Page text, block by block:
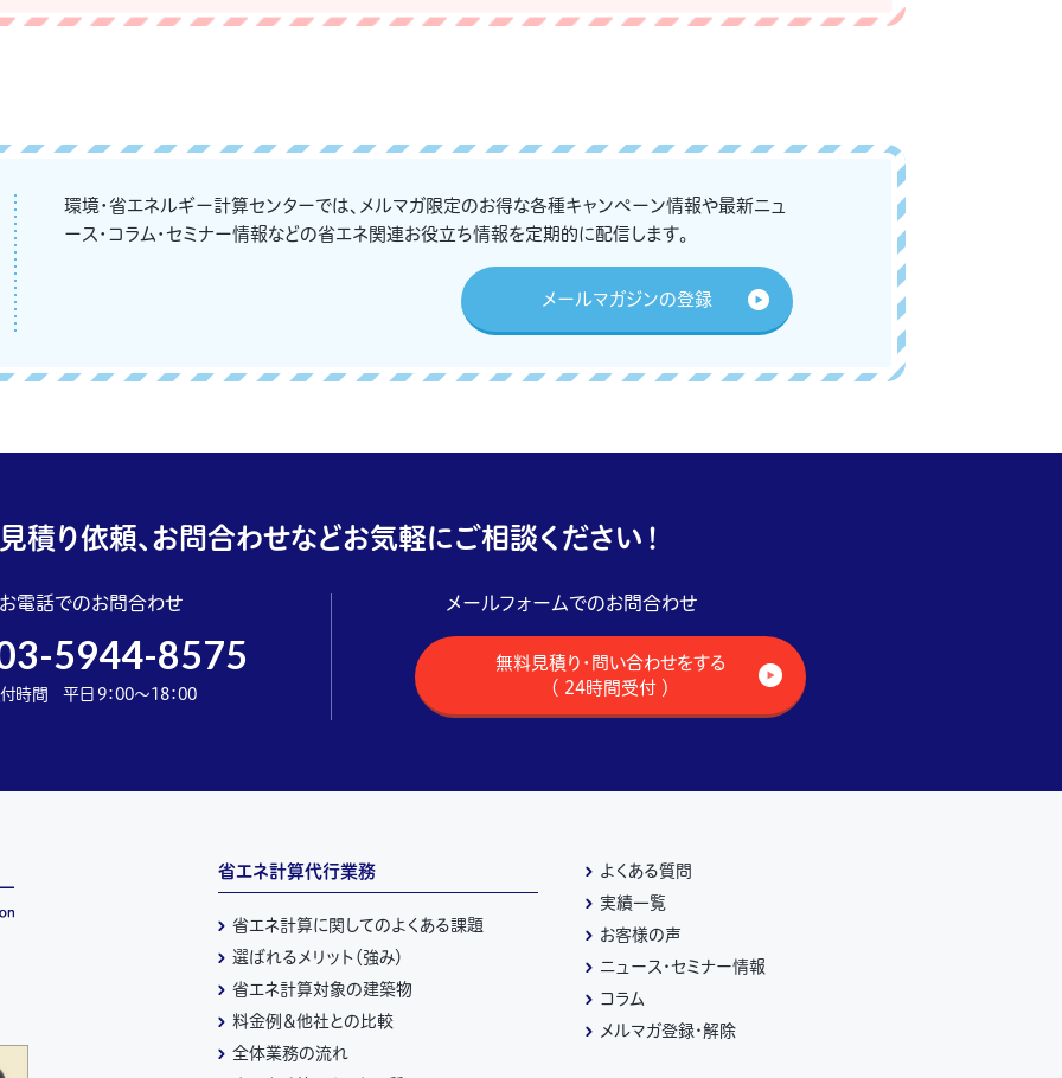
環境・省エネルギー計算センターでは、メルマガ限定のお得な各種キャンペーン情報や最新ニュ
ース・コラム・セミナー情報などの省エネ関連お役立ち情報を定期的に配信します。
メールマガジンの登録
見積り依頼、お問合わせなどお気軽にご相談ください！
お電話でのお問合わせ
5944-8575
時間 平日 9：00～18：00
メールフォームでのお問合わせ
無料見積り・問い合わせをする
（ 24時間受付 ）
省エネ計算代行業務
省エネ計算に関してのよくある課題
選ばれるメリット（強み）
省エネ計算対象の建築物
料金例＆他社との比較
全体業務の流れ
よくある質問
実績一覧
お客様の声
ニュース・セミナー情報
コラム
メルマガ登録・解除